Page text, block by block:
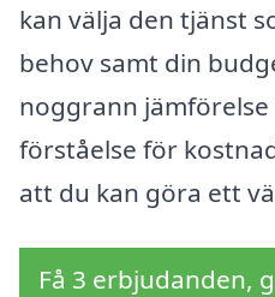
kan välja den tjänst
behov samt din
noggrann
förståelse för
att du kan göra ett
Få 3 erbjudanden,